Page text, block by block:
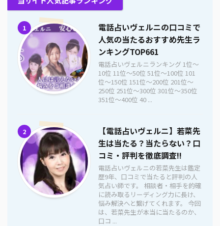
1
電話占いヴェルニの口コミで
人気の当たるおすすめ先生ラ
ンキングTOP661
電話占いヴェルニランキング 1位〜
10位 11位〜50位 51位〜100位 101
位〜150位 151位〜200位 201位〜
250位 251位〜300位 301位〜350位
351位〜400位 40 ...
2
【電話占いヴェルニ】若菜先
生は当たる？当たらない？口
コミ・評判を徹底調査!!
電話占いヴェルニの若菜先生は鑑定
歴9年、口コミで当たると評判の人
気占い師です。 相談者・相手を的確
に読み取るリーディング力に長け、
悩み解決へと繋げてくれます。 今回
は、若菜先生が本当に当たるのか、
口コ ...